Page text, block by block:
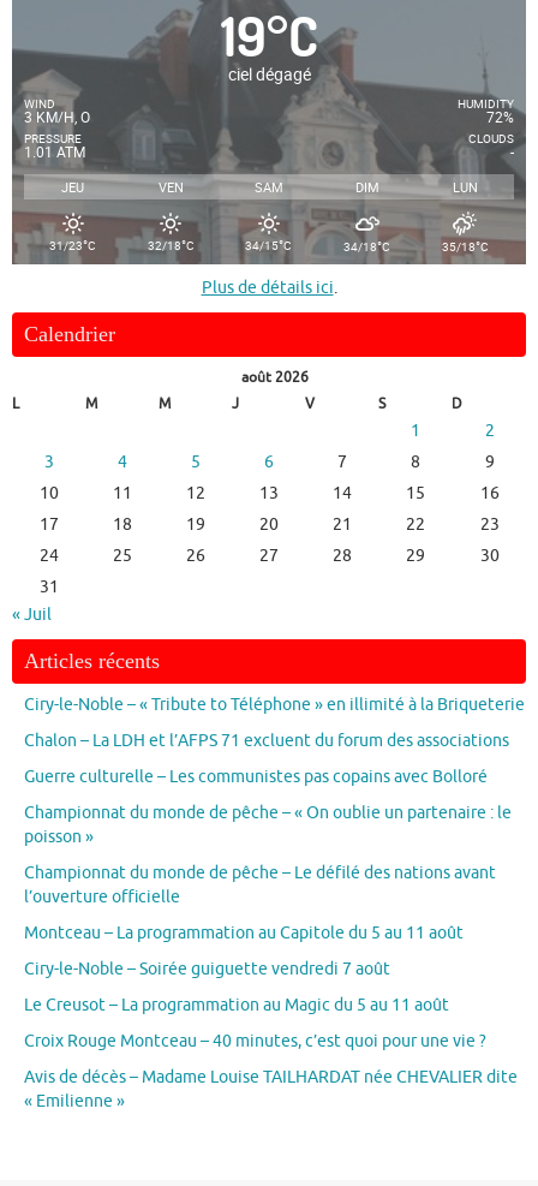
19°C
ciel dégagé
WIND
3 KM/H, O
PRESSURE
1.01 ATM
HUMIDITY
72%
CLOUDS
-
JEU VEN SAM DIM LUN
31/23°C 32/18°C 34/15°C 34/18°C 35/18°C
Plus de détails ici.
Calendrier
août 2026
L
M M J V S D
1
2
3
4 5 6 7 8
9
10
11 12 13 14 15
16
17
18 19 20 21 22
23
24
25 26 27 28 29
30
31
« Juil
Articles récents
Ciry-le-Noble – « Tribute to Téléphone » en illimité à la Briqueterie
Chalon – La LDH et l’AFPS 71 excluent du forum des associations
Guerre culturelle – Les communistes pas copains avec Bolloré
Championnat du monde de pêche – « On oublie un partenaire : le
poisson »
Championnat du monde de pêche – Le défilé des nations avant
l’ouverture officielle
Montceau – La programmation au Capitole du 5 au 11 août
Ciry-le-Noble – Soirée guiguette vendredi 7 août
Le Creusot – La programmation au Magic du 5 au 11 août
Croix Rouge Montceau – 40 minutes, c’est quoi pour une vie ?
Avis de décès – Madame Louise TAILHARDAT née CHEVALIER dite
« Emilienne »